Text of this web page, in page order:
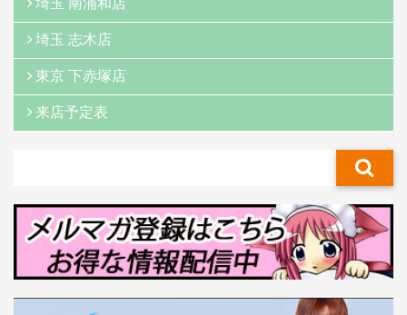
埼玉 志木店
東京 下赤塚店
来店予定表